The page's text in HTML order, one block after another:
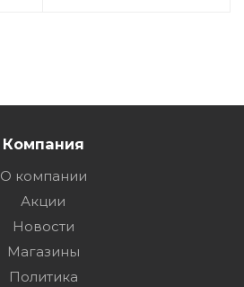
Компания
О компании
Акции
Новости
Магазины
Политика